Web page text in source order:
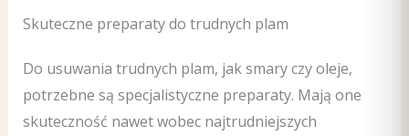
Skuteczne preparaty do trudnych plam
Do usuwania trudnych plam, jak smary czy oleje,
potrzebne są specjalistyczne preparaty. Mają one
skuteczność nawet wobec najtrudniejszych